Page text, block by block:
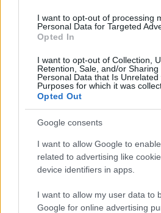
I want to opt-out of processing
Personal Data for Targeted
Opted In
I want to opt-out of Collection,
Retention, Sale, and/or Sharing
Personal Data that Is Unrelated
Purposes for which it was
Opted Out
Google consents
I want to allow Google to
related to advertising like
device identifiers in apps.
I want to allow my user data to
Google for online advertising
Η Meta παραδέχεται παραβίαση